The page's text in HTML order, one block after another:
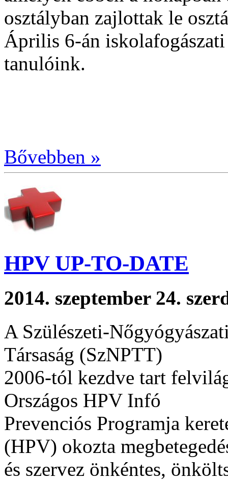
osztályban zajlottak le
Április 6-án
tanulóink.
Bővebben »
HPV UP-TO-DATE
2014. szeptember 24.
A Szülészeti-
Társaság (SzNPTT)
2006-tól kezdve tart
Országos HPV Infó
Prevenciós Programja
(HPV) okozta
és szervez önkéntes,